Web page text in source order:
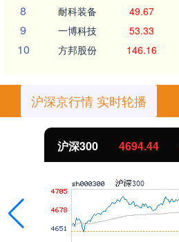
8 耐科装备 49.67
9 一博科技 53.33
10 方邦股份 146.16
沪深京行情 实时轮播
沪深300 4694.44